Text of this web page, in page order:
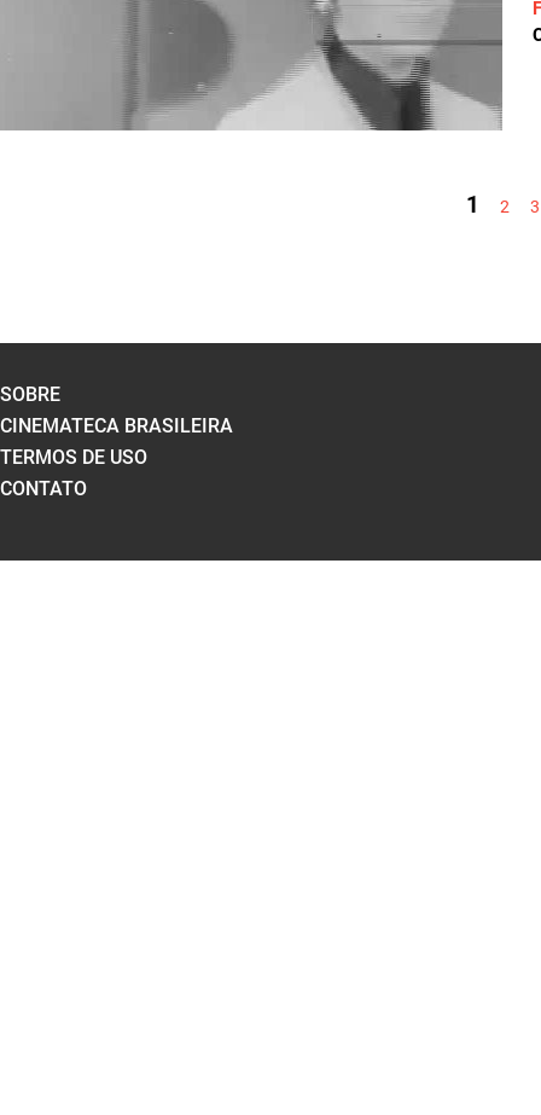
1 2 3
SOBRE
CINEMATECA BRASILEIRA
TERMOS DE USO
CONTATO